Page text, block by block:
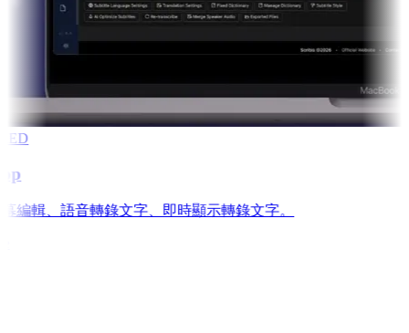
編輯、語音轉錄文字、即時顯示轉錄文字。